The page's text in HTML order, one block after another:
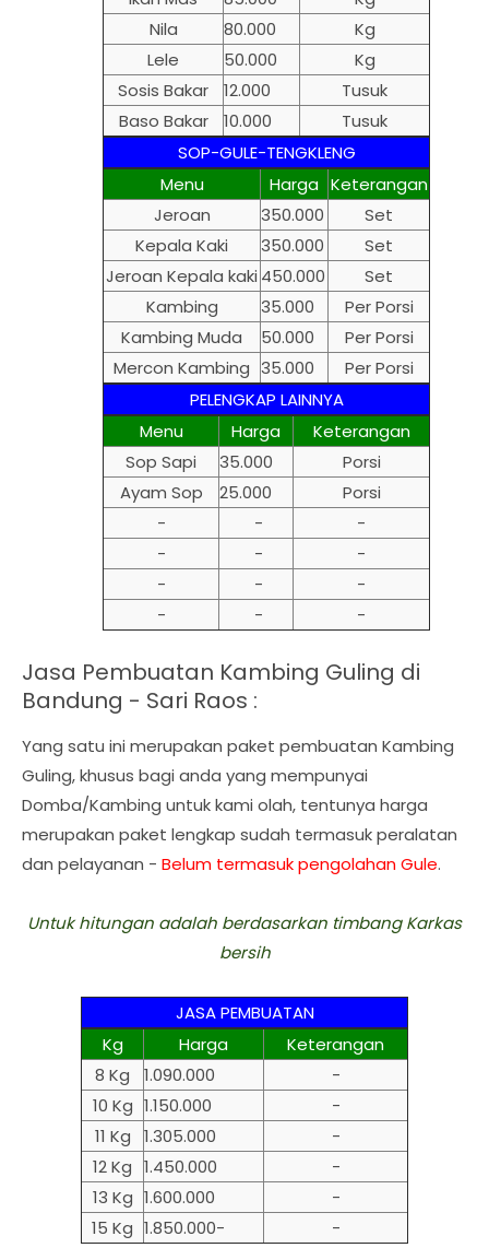
Nila
80.000
Kg
Lele
50.000
Kg
Sosis Bakar
12.000
Tusuk
Baso Bakar
10.000
Tusuk
SOP-GULE-TENGKLENG
Menu
Harga Keterangan
Jeroan
350.000
Set
Kepala Kaki
350.000
Set
Jeroan Kepala kaki 450.000
Set
Kambing
35.000
Per Porsi
Kambing Muda
50.000
Per Porsi
Mercon Kambing 35.000
Per Porsi
PELENGKAP LAINNYA
Menu
Harga
Keterangan
Sop Sapi
35.000
Porsi
Ayam Sop
25.000
Porsi
-
-
-
-
-
-
-
-
-
-
- -
Jasa Pembuatan Kambing Guling di
Bandung - Sari Raos :
Yang satu ini merupakan paket pembuatan Kambing
Guling, khusus bagi anda yang mempunyai
Domba/Kambing untuk kami olah, tentunya harga
merupakan paket lengkap sudah termasuk peralatan
dan pelayanan - Belum termasuk pengolahan Gule.
Untuk hitungan adalah berdasarkan timbang Karkas
bersih
JASA PEMBUATAN
Kg
Harga
Keterangan
8 Kg
1.090.000
-
10 Kg 1.150.000
-
11 Kg
1.305.000
-
12 Kg 1.450.000
-
13 Kg 1.600.000
-
15 Kg 1.850.000- -